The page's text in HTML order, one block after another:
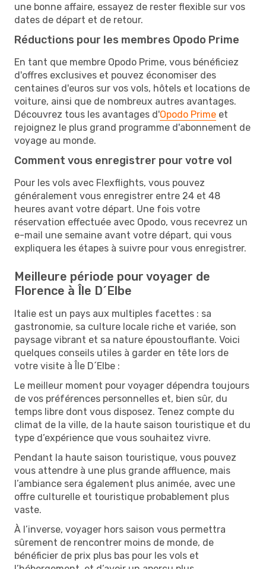
une bonne affaire, essayez de rester flexible sur vos
dates de départ et de retour.
Réductions pour les membres Opodo Prime
En tant que membre Opodo Prime, vous bénéficiez
d'offres exclusives et pouvez économiser des
centaines d'euros sur vos vols, hôtels et locations de
voiture, ainsi que de nombreux autres avantages.
Découvrez tous les avantages d'Opodo Prime et
rejoignez le plus grand programme d'abonnement de
voyage au monde.
Comment vous enregistrer pour votre vol
Pour les vols avec Flexflights, vous pouvez
généralement vous enregistrer entre 24 et 48
heures avant votre départ. Une fois votre
réservation effectuée avec Opodo, vous recevrez un
e-mail une semaine avant votre départ, qui vous
expliquera les étapes à suivre pour vous enregistrer.
Meilleure période pour voyager de
Florence à Île D´Elbe
Italie est un pays aux multiples facettes : sa
gastronomie, sa culture locale riche et variée, son
paysage vibrant et sa nature époustouflante. Voici
quelques conseils utiles à garder en tête lors de
votre visite à Île D´Elbe :
Le meilleur moment pour voyager dépendra toujours
de vos préférences personnelles et, bien sûr, du
temps libre dont vous disposez. Tenez compte du
climat de la ville, de la haute saison touristique et du
type d’expérience que vous souhaitez vivre.
Pendant la haute saison touristique, vous pouvez
vous attendre à une plus grande affluence, mais
l’ambiance sera également plus animée, avec une
offre culturelle et touristique probablement plus
vaste.
À l’inverse, voyager hors saison vous permettra
sûrement de rencontrer moins de monde, de
bénéficier de prix plus bas pour les vols et